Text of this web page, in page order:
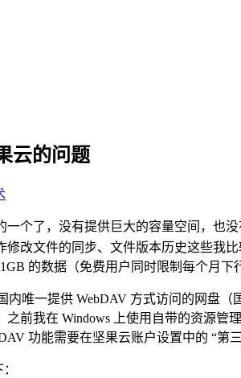
云的问题
一个了，没有提供巨大的容量空间，也
改文件的同步、文件版本历史这些我
的数据（免费用户同时限制每个月下
唯一提供 WebDAV 方式访问的网盘
前我在 Windows 上使用自带的资源
功能需要在坚果云账户设置中的 “第